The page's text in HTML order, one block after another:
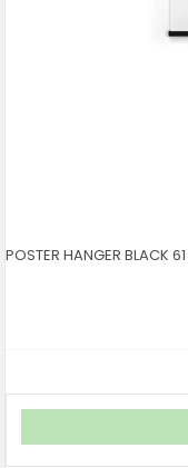
POSTER HANGER BLACK